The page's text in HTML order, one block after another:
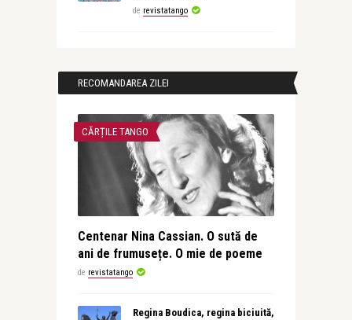
de revistatango
RECOMANDAREA ZILEI
CĂRȚILE TANGO
Centenar Nina Cassian. O sută de
ani de frumusețe. O mie de poeme
de revistatango
Regina Boudica, regina biciuită,